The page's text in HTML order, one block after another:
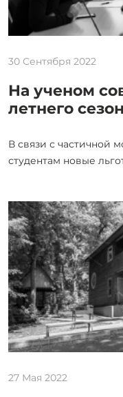
30 Сентября 2022
На ученом
летнего
В связи с частичной
студентам новые
27 Мая 2022